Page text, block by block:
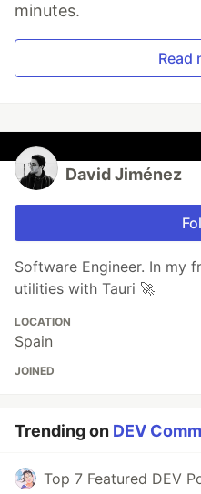
minutes.
Read
David Jiménez
Software Engineer. In my
utilities with Tauri 🚀
LOCATION
Spain
JOINED
Trending on DEV
Top 7 Featured DEV